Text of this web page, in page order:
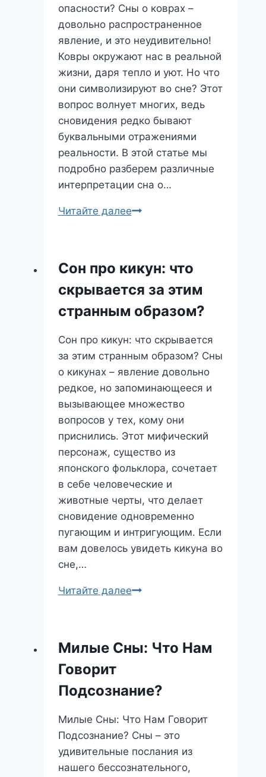
опасности? Сны о коврах –
довольно распространенное
явление, и это неудивительно!
Ковры окружают нас в реальной
жизни, даря тепло и уют. Но что
они символизируют во сне? Этот
вопрос волнует многих, ведь
сновидения редко бывают
буквальными отражениями
реальности. В этой статье мы
подробно разберем различные
интерпретации сна о…
Читайте далееСон
стабильность
или
скрытые
опасности?
Сон про кикун: что
скрывается за этим
странным образом?
Сон про кикун: что скрывается
за этим странным образом? Сны
о кикунах – явление довольно
редкое, но запоминающееся и
вызывающее множество
вопросов у тех, кому они
приснились. Этот мифический
персонаж, существо из
японского фольклора, сочетает
в себе человеческие и
животные черты, что делает
сновидение одновременно
пугающим и интригующим. Если
вам довелось увидеть кикуна во
сне,…
Читайте далееСон
скрывается
этим
образом?
Милые Сны: Что Нам
Говорит
Подсознание?
Милые Сны: Что Нам Говорит
Подсознание? Сны – это
удивительные послания из
нашего бессознательного,